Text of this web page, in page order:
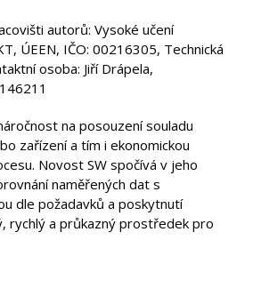
autorů: Vysoké učení
ÚEEN, IČO: 00216305, Technická
osoba: Jiří Drápela,
na posouzení souladu
zařízení a tím i ekonomickou
Novost SW spočívá v jeho
naměřených dat s
dle požadavků a poskytnutí
rychlý a průkazný prostředek pro